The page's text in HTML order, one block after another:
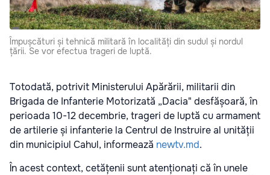
Împușcături și tehnică militară în localități din sudul și nordul
țării. Se vor efectua trageri de luptă.
Totodată, potrivit Ministerului Apărării, militarii din
Brigada de Infanterie Motorizată „Dacia" desfășoară, în
perioada 10-12 decembrie, trageri de luptă cu armament
de artilerie și infanterie la Centrul de Instruire al unității
din municipiul Cahul, informează newtv.md.
În acest context, cetățenii sunt atenționați că în unele